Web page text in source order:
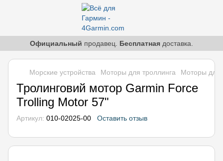
Официальный продавец. Бесплатная доставка.
Морские устройства Моторы для троллинга Моторы для
Тролинговий мотор Garmin Force
Trolling Motor 57"
Артикул: 010-02025-00 Оставить отзыв